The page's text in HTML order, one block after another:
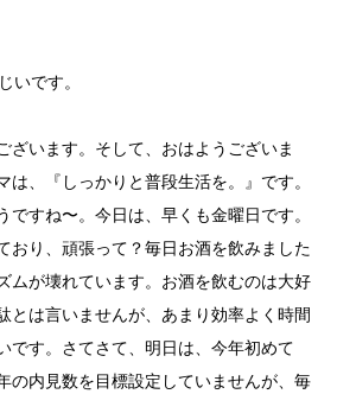
いです。
います。そして、おはようございま
は、『しっかりと普段生活を。』です。
ですね〜。今日は、早くも金曜日です。
おり、頑張って？毎日お酒を飲みました
ムが壊れています。お酒を飲むのは大好
とは言いませんが、あまり効率よく時間
です。さてさて、明日は、今年初めて
の内見数を目標設定していませんが、毎